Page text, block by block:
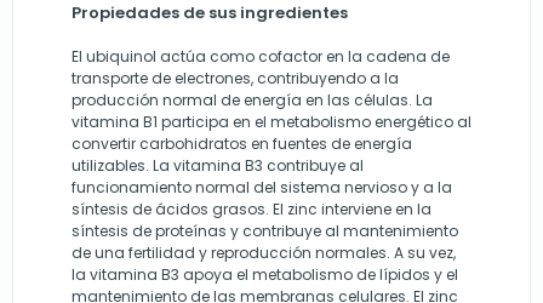
Propiedades de sus ingredientes
El ubiquinol actúa como cofactor en la cadena de
transporte de electrones, contribuyendo a la
producción normal de energía en las células. La
vitamina B1 participa en el metabolismo energético al
convertir carbohidratos en fuentes de energía
utilizables. La vitamina B3 contribuye al
funcionamiento normal del sistema nervioso y a la
síntesis de ácidos grasos. El zinc interviene en la
síntesis de proteínas y contribuye al mantenimiento
de una fertilidad y reproducción normales. A su vez,
la vitamina B3 apoya el metabolismo de lípidos y el
mantenimiento de las membranas celulares. El zinc